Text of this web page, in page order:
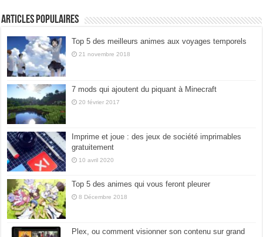
Articles populaires
Top 5 des meilleurs animes aux voyages temporels
21 novembre 2018
7 mods qui ajoutent du piquant à Minecraft
20 février 2017
Imprime et joue : des jeux de société imprimables
gratuitement
10 avril 2020
Top 5 des animes qui vous feront pleurer
8 Décembre 2018
Plex, ou comment visionner son contenu sur grand